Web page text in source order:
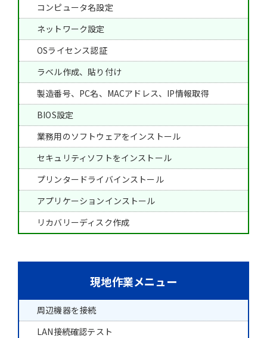
コンピュータ名設定
ネットワーク設定
OSライセンス認証
ラベル作成、貼り付け
製造番号、PC名、MACアドレス、IP情報取得
BIOS設定
業務用のソフトウェアをインストール
セキュリティソフトをインストール
プリンタードライバインストール
アプリケーションインストール
リカバリーディスク作成
現地作業メニュー
周辺機器を接続
LAN接続確認テスト